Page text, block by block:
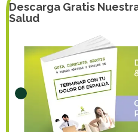
Descarga Gratis
Salud